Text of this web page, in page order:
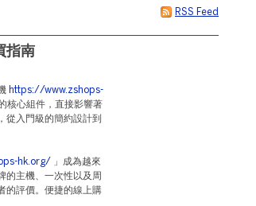
RSS Feed
指南
https://www.zshops-
核心組件，直接影響著
從入門級的簡約設計到
hk.org/ 」成為越來
的主機、一次性以及周
的評價。便捷的線上購